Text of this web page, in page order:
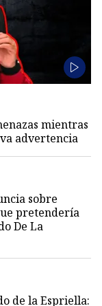
mientras
advertencia
sobre
pretendería
De La
de la Espriella: